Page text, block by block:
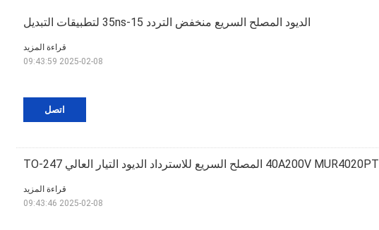
الديود المصلح السريع منخفض التردد 15-35ns لتطبيقات التبديل
اتصل
قراءة المزيد
2025-02-08 09:43:59
40A200V MUR4020PT المصلح السريع للاسترداد الديود التيار العالي TO-247
قراءة المزيد
2025-02-08 09:43:46